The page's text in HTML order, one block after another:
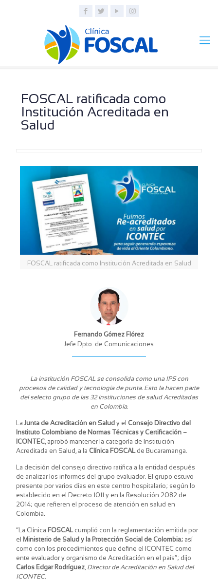
FOSCAL ratificada como
Institución Acreditada en
Salud
FOSCAL ratificada como Institución Acreditada en Salud
Fernando Gómez Flórez
Jefe Dpto. de Comunicaciones
La institución FOSCAL se consolida como una IPS con
procesos de calidad y tecnología de punta. Esto la hacen parte
del selecto grupo de las 32 instituciones de salud Acreditadas
en Colombia.
La Junta de Acreditación en Salud y el Consejo Directivo del
Instituto Colombiano de Normas Técnicas y Certificación –
ICONTEC, aprobó mantener la categoría de Institución
Acreditada en Salud, a la Clínica FOSCALde Bucaramanga.
La decisión del consejo directivo ratifica a la entidad después
de analizar los informes del grupo evaluador. El grupo estuvo
presente por varios días en este centro hospitalario; según lo
establecido en el Decreto 1011 y en la Resolución 2082 de
2014; que refieren el proceso de atención en salud en
Colombia.
“La Clínica FOSCALcumplió con la reglamentación emitida por
el Ministerio de Salud y la Protección Social de Colombia; así
como con los procedimientos que define el ICONTEC como
ente evaluador y organismo de Acreditación en el país”; dijo
Carlos Edgar Rodríguez, Director de Acreditación en Salud del
ICONTEC.